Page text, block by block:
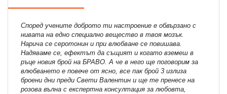
Според учените доброто ти настроение е обвързано с
нивата на едно специално вещество в твоя мозък.
Нарича се серотонин и при влюбване се повишава.
Надяваме се, ефектът да същият и когато вземеш в
ръце новия брой на БРАВО. А че в него ще поговорим за
влюбването е повече от ясно, все пак брой 3 излиза
броени дни преди Свети Валентин и ще те пренесе на
розова вълна с експертна консултация за любовта,